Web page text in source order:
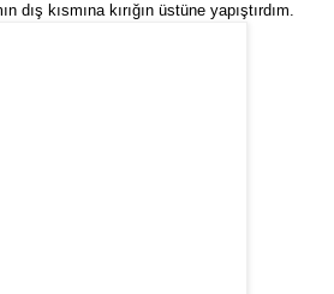
kısmına kırığın üstüne yapıştırdım.